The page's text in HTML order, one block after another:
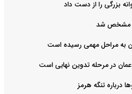
بزرگی را از دست داد
مشخص شد
به مراحل مهمی رسیده است
در مرحله تدوین نهایی است
درباره تنگه هرمز